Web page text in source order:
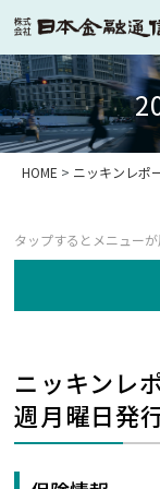
HOME > ニッキンレポ
ニッキンレ
週月曜日発行